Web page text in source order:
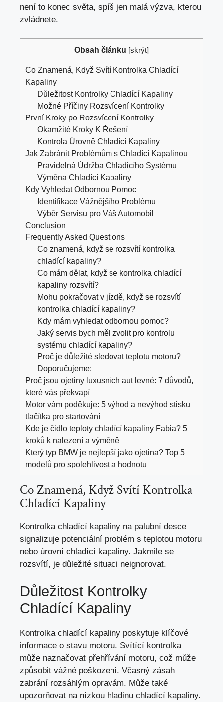
není to konec světa, spíš jen malá výzva, kterou
zvládnete.
Obsah článku [skrýt]
Co Znamená, Když Svítí Kontrolka Chladící
Kapaliny
Důležitost Kontrolky Chladící Kapaliny
Možné Příčiny Rozsvícení Kontrolky
První Kroky po Rozsvícení Kontrolky
Okamžité Kroky K Řešení
Kontrola Úrovně Chladící Kapaliny
Jak Zabránit Problémům s Chladící Kapalinou
Pravidelná Údržba Chladicího Systému
Výměna Chladící Kapaliny
Kdy Vyhledat Odbornou Pomoc
Identifikace Vážnějšího Problému
Výběr Servisu pro Váš Automobil
Conclusion
Frequently Asked Questions
Co znamená, když se rozsvítí kontrolka
chladící kapaliny?
Co mám dělat, když se kontrolka chladící
kapaliny rozsvítí?
Mohu pokračovat v jízdě, když se rozsvítí
kontrolka chladící kapaliny?
Kdy mám vyhledat odbornou pomoc?
Jaký servis bych měl zvolit pro kontrolu
systému chladící kapaliny?
Proč je důležité sledovat teplotu motoru?
Doporučujeme:
Proč jsou ojetiny luxusních aut levné: 7 důvodů,
které vás překvapí
Motor vám poděkuje: 5 výhod a nevýhod stisku
tlačítka pro startování
Kde je čidlo teploty chladící kapaliny Fabia? 5
kroků k nalezení a výměně
Který typ BMW je nejlepší jako ojetina? Top 5
modelů pro spolehlivost a hodnotu
Co Znamená, Když Svítí Kontrolka
Chladící Kapaliny
Kontrolka chladící kapaliny na palubní desce
signalizuje potenciální problém s teplotou motoru
nebo úrovní chladící kapaliny. Jakmile se
rozsvítí, je důležité situaci neignorovat.
Důležitost Kontrolky
Chladící Kapaliny
Kontrolka chladící kapaliny poskytuje klíčové
informace o stavu motoru. Svítící kontrolka
může naznačovat přehřívání motoru, což může
způsobit vážné poškození. Včasný zásah
zabrání rozsáhlým opravám. Může také
upozorňovat na nízkou hladinu chladící kapaliny.